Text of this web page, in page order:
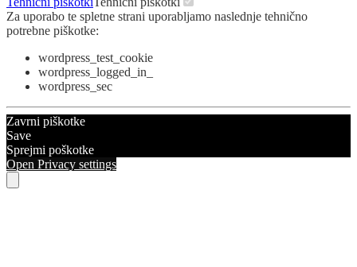
Za uporabo te spletne strani uporabljamo naslednje tehnično
potrebne piškotke:
wordpress_test_cookie
wordpress_logged_in_
wordpress_sec
Zavrni piškotke
Save
Sprejmi poškotke
Open Privacy settings